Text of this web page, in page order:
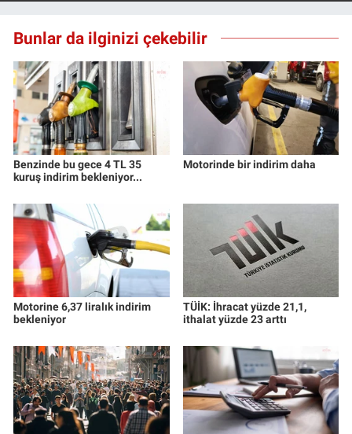
Bunlar da ilginizi çekebilir
Benzinde bu gece 4 TL 35
kuruş indirim bekleniyor...
Motorinde bir indirim daha
Motorine 6,37 liralık indirim
bekleniyor
TÜİK: İhracat yüzde 21,1,
ithalat yüzde 23 arttı